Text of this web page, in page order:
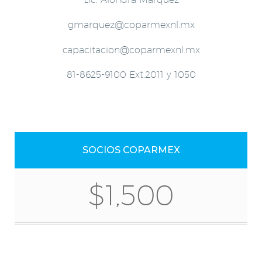
gmarquez@coparmexnl.mx
capacitacion@coparmexnl.mx
81-8625-9100 Ext.2011 y 1050
SOCIOS COPARMEX
$1,500